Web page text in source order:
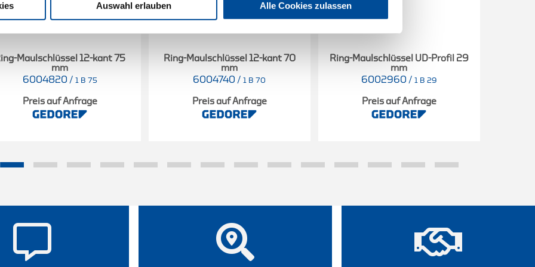
Auswahl erlauben Alle Cookies zulassen
Maulschlüssel 12-kant 75
mm
6004820 / 1 B 75
Preis auf Anfrage
Ring-Maulschlüssel 12-kant 70
mm
6004740 / 1 B 70
Preis auf Anfrage
Ring-Maulschlüssel UD-Profil 29
mm
6002960 / 1 B 29
Preis auf Anfrage